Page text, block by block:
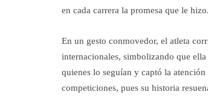
en cada carrera la promesa que le hizo.
En un gesto conmovedor, el atleta
internacionales, simbolizando que
quienes lo seguían y captó la
competiciones, pues su historia